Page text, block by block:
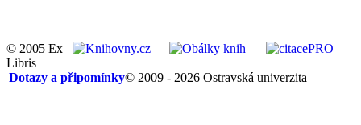
© 2005 Ex
Libris
© 2009 - 2026 Ostravská univerzita
Dotazy a připomínky